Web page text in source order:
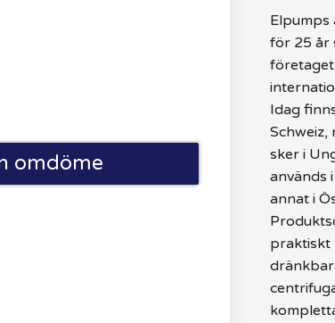
omdöme
Elpumps
för 25 år
Idag
Schweiz,
sker i
används
annat i
praktiskt